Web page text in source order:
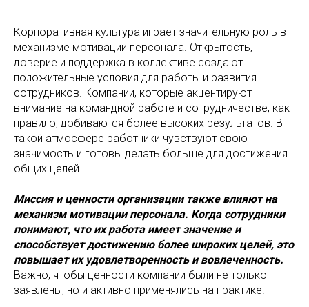
Корпоративная культура играет значительную роль в
механизме мотивации персонала. Открытость,
доверие и поддержка в коллективе создают
положительные условия для работы и развития
сотрудников. Компании, которые акцентируют
внимание на командной работе и сотрудничестве, как
правило, добиваются более высоких результатов. В
такой атмосфере работники чувствуют свою
значимость и готовы делать больше для достижения
общих целей.
Миссия и ценности организации также влияют на
механизм мотивации персонала. Когда сотрудники
понимают, что их работа имеет значение и
способствует достижению более широких целей, это
повышает их удовлетворенность и вовлеченность.
Важно, чтобы ценности компании были не только
заявлены, но и активно применялись на практике.